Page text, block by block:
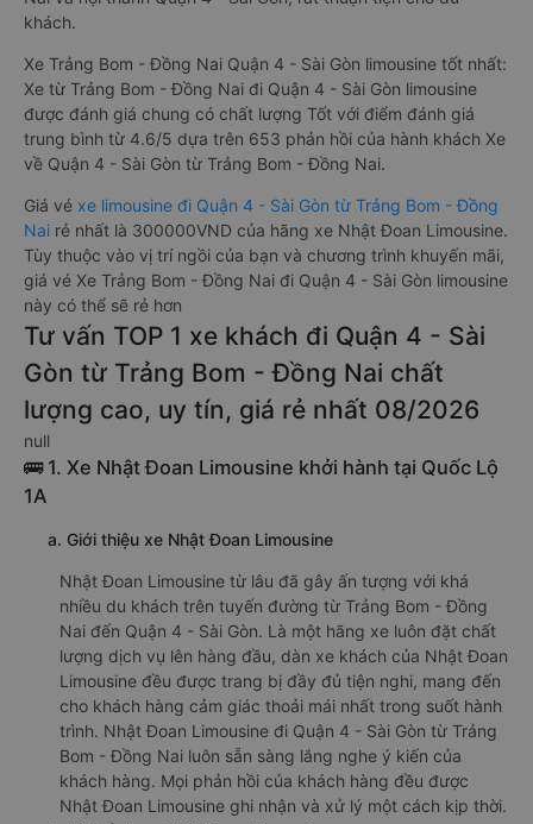
khách.
Xe Trảng Bom - Đồng Nai Quận 4 - Sài Gòn limousine tốt nhất:
Xe từ Trảng Bom - Đồng Nai đi Quận 4 - Sài Gòn limousine
được đánh giá chung có chất lượng Tốt với điểm đánh giá
trung bình từ 4.6/5 dựa trên 653 phản hồi của hành khách Xe
về Quận 4 - Sài Gòn từ Trảng Bom - Đồng Nai.
Giá vé xe limousine đi Quận 4 - Sài Gòn từ Trảng Bom - Đồng
Nai rẻ nhất là 300000VND của hãng xe Nhật Đoan Limousine.
Tùy thuộc vào vị trí ngồi của bạn và chương trình khuyến mãi,
giá vé Xe Trảng Bom - Đồng Nai đi Quận 4 - Sài Gòn limousine
này có thể sẽ rẻ hơn
Tư vấn TOP 1 xe khách đi Quận 4 - Sài
Gòn từ Trảng Bom - Đồng Nai chất
lượng cao, uy tín, giá rẻ nhất 08/2026
null
🚌 1. Xe Nhật Đoan Limousine khởi hành tại Quốc Lộ
1A
a. Giới thiệu xe Nhật Đoan Limousine
Nhật Đoan Limousine từ lâu đã gây ấn tượng với khá
nhiều du khách trên tuyến đường từ Trảng Bom - Đồng
Nai đến Quận 4 - Sài Gòn. Là một hãng xe luôn đặt chất
lượng dịch vụ lên hàng đầu, dàn xe khách của Nhật Đoan
Limousine đều được trang bị đầy đủ tiện nghi, mang đến
cho khách hàng cảm giác thoải mái nhất trong suốt hành
trình. Nhật Đoan Limousine đi Quận 4 - Sài Gòn từ Trảng
Bom - Đồng Nai luôn sẵn sàng lắng nghe ý kiến của
khách hàng. Mọi phản hồi của khách hàng đều được
Nhật Đoan Limousine ghi nhận và xử lý một cách kịp thời.